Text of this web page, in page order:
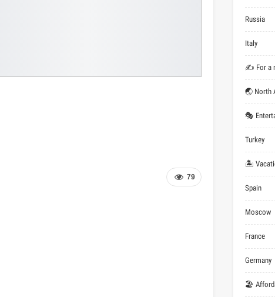
79
Russia
Italy
✍ For a
🌏 North
🎭
Turkey
🏝
Spain
Moscow
France
Germany
🏖